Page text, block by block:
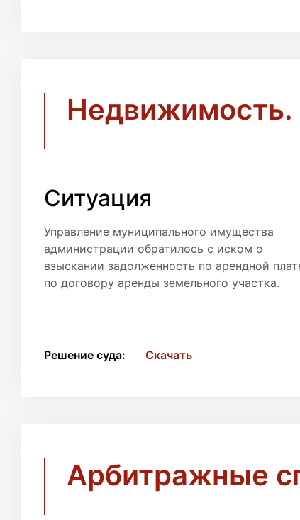
Ситуация
Управление муниципального имущества
администрации обратилось с иском о
взыскании задолженность по арендной
по договору аренды земельного участка.
Решение суда: Скачать
Арбитражные